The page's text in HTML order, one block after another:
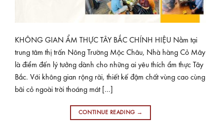
KHÔNG GIAN ẨM THỰC TÂY BẮC CHÍNH HIỆU Nằm tại
trung tâm thị trấn Nông Trường Mộc Châu, Nhà hàng Cỏ Mây
là điểm đến lý tưởng dành cho những ai yêu thích ẩm thực Tây
Bắc. Với không gian rộng rãi, thiết kế đậm chất vùng cao cùng
bãi cỏ ngoài trời thoáng mát […]
CONTINUE READING →